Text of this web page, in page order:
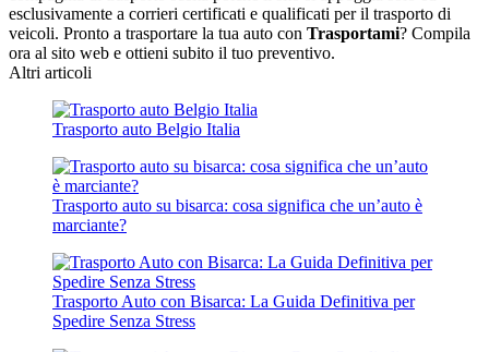
esclusivamente a corrieri certificati e qualificati per il trasporto di
veicoli. Pronto a trasportare la tua auto con Trasportami? Compila
ora al sito web e ottieni subito il tuo preventivo.
Altri articoli
Trasporto auto Belgio Italia
Trasporto auto su bisarca: cosa significa che un’auto è
marciante?
Trasporto Auto con Bisarca: La Guida Definitiva per
Spedire Senza Stress